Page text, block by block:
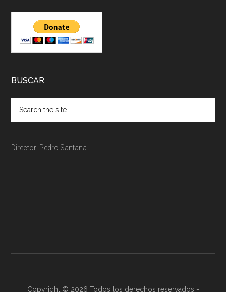
BUSCAR
Director: Pedro Santana
Copyright © 2026 Todos los derechos reservados -